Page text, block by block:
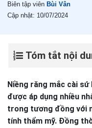
Biên tập viên Bùi Vân
Cập nhật: 10/07/2024
Tóm tắt nội
Niềng răng mắc cài
được áp dụng nhiều
trong tương đồng với
tính thẩm mỹ. Đồng